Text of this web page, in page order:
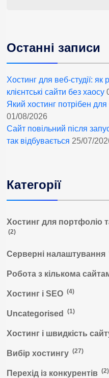
Останні записи
Хостинг для веб-студії: як
клієнтські сайти без хаосу
Який хостинг потрібен
01/08/2026
Сайт повільний після
так відбувається 25/07/
Категорії
Хостинг для портфоліо
(2)
Серверні налаштування
Робота з кількома
Хостинг і SEO (4)
Uncategorised (1)
Хостинг і швидкість
Вибір хостингу (27)
Перехід із конкурентів (2)